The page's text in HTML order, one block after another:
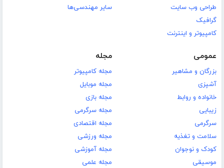
طراحی وب سایت
گرافیک
کامپیوتر و اینترنت
سایر مهندسی‌ها
عمومی
بزرگان و مشاهیر
آشپزی
خانواده و روابط
زیبایی
سرگرمی
سلامت و تغذیه
کودک و نوجوان
موسیقی
مجله
مجله کامپیوتر
مجله موبایل
مجله بازی
مجله سرگرمی
مجله اقتصادی
مجله ورزشی
مجله آموزشی
مجله علمی